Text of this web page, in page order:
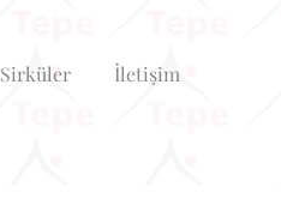
Sirküler İletişim